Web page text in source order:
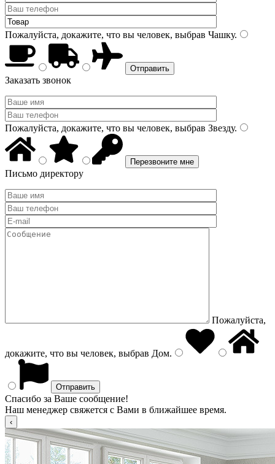
Пожалуйста, докажите, что вы человек, выбрав Чашку.
Заказать звонок
Пожалуйста, докажите, что вы человек, выбрав Звезду.
Письмо директору
Пожалуйста,
докажите, что вы человек, выбрав Дом.
Спасибо за Ваше сообщение!
Наш менеджер свяжется с Вами в ближайшее время.